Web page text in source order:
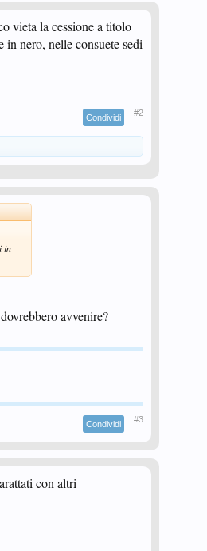
vieta la cessione a titolo
nero, nelle consuete sedi
Condividi #2
in
avvenire?
Condividi #3
con altri